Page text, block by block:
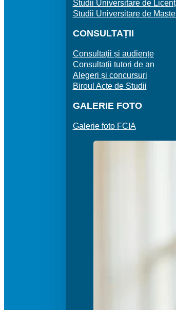
Studii Universitare de
Studii Universitare de
CONSULTAȚII
Consultații și audiențe
Consultații tutori de an
Alegeri și concursuri
Biroul Acte de Studii
GALERIE FOTO
Galerie foto FCIA